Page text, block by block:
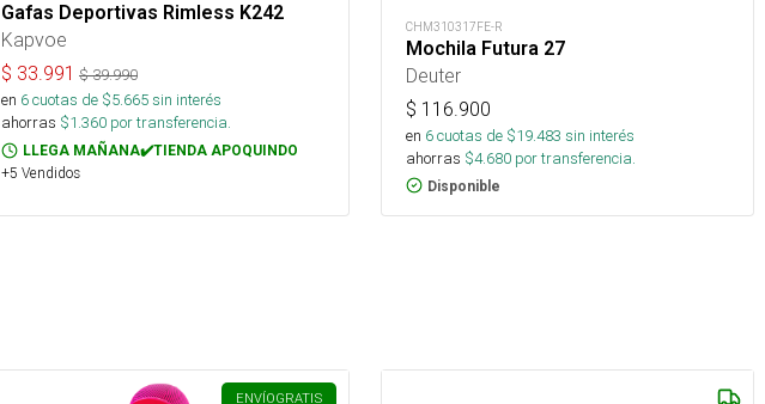
Gafas Deportivas Rimless K242
Kapvoe
$ 33.991 $39.990
en 6cuotas de $5.665sin interés
ahorras $1.360 por transferencia.
LLEGA MAÑANA✔️TIENDA APOQUINDO
+5 Vendidos
CHM310317FE-R
Mochila Futura 27
Deuter
$ 116.900
en 6cuotas de $19.483 sin interés
ahorras $4.680 por transferencia.
Disponible
ENVÍOGRATIS